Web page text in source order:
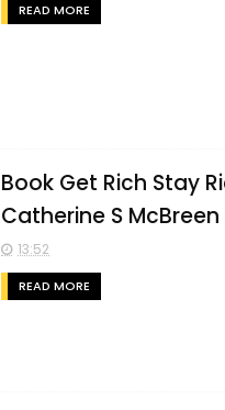
READ MORE
Book Get Rich Stay
Catherine S McBreen
13:52
READ MORE